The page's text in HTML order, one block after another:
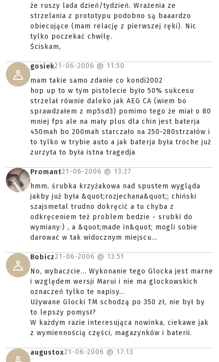
że ruszy lada dzień/tydzień. Wrażenia ze
strzelania z prototypu podobno są baaardzo
obiecujące (mam relację z pierwszej ręki). Nic
tylko poczekać chwilę.
Ściskam,
gosiek21-06-2006 @ 11:50
mam takie samo zdanie co kondi2002
hop up to w tym pistolecie było 50% sukcesu
strzelał równie daleko jak AEG CA (wiem bo
sprawdzałem z mp5sd3) pomimo tego że miał o 80
mniej fps ale na mały plus dla chin jest baterja
450mah bo 200mah starczało na 250-280strzałów i
to tylko w trybie auto a jak baterja była troche już
zurzyta to była istna tragedja
Promant21-06-2006 @ 13:27
hmm, śrubka krzyżakowa nad spustem wygląda
jakby już była &quot;rozjechana&quot;; chiński
szajsmetal trudno dokręcić a tu chyba z
odkręceniem też problem bedzie - srubki do
wymiany:) , a &quot;made in&quot; mogli sobie
darować w tak widocznym miejscu...
Bobicz21-06-2006 @ 13:51
No, wybaczcie... Wykonanie tego Glocka jest marne
i względem wersji Marui i nie ma glockowskich
oznaczeń tylko te napisy...
Używane Glocki TM schodzą po 350 zł, nie był by
to lepszy pomysł?
W każdym razie interesująca nowinka, ciekawe jak
z wymiennością części, magazynków i baterii.
augustox21-06-2006 @ 17:13